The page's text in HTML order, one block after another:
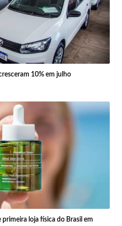
10% em julho
primeira loja física do Brasil em